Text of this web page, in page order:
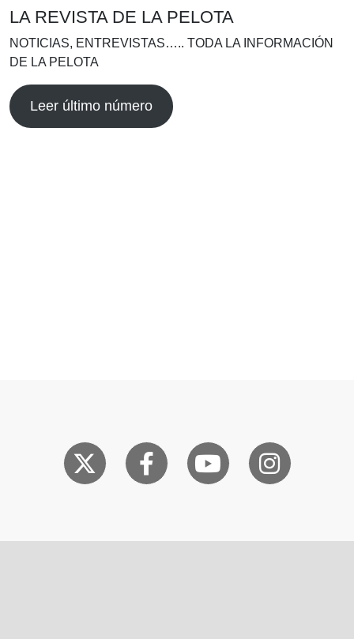
LA REVISTA DE LA PELOTA
NOTICIAS, ENTREVISTAS….. TODA LA INFORMACIÓN
DE LA PELOTA
Leer último número